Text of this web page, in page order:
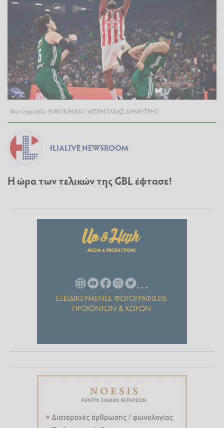
Φωτογραφία: EUROKINISSI / ΜΠΙΡΝΤΑΧΑΣ ΔΗΜΗΤΡΗΣ
ILIALIVE NEWSROOM
Η ώρα των τελικών της GBL έφτασε!